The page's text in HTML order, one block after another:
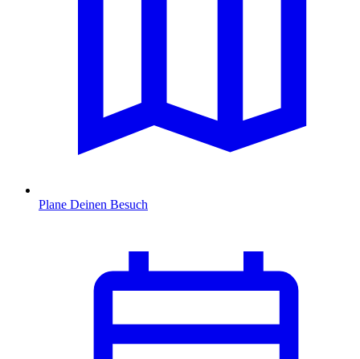
Plane Deinen Besuch